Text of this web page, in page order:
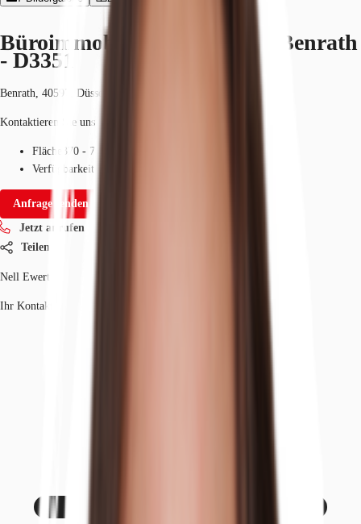
Büroimmobilie - Düsseldorf, Benrath
- D3351
Benrath, 40597, Düsseldorf, Nordrhein-Westfalen
Kontaktieren Sie uns für den Preis
Fläche
370 - 742 m²
Verfügbarkeit
Anfrage senden
Jetzt anrufen
Teilen
Nell Ewert
Ihr Kontakt